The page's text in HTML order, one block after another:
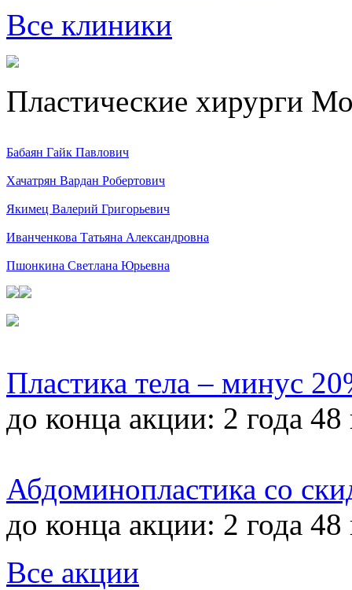
Все клиники
Пластические хирурги
Бабаян Гайк Павлович
Хачатрян Вардан Робертович
Якимец Валерий Григорьевич
Иванченкова Татьяна Александровна
Пшонкина Светлана Юрьевна
Пластика тела – минус
до конца акции: 2 года 48
Абдоминопластика со
до конца акции: 2 года 48
Все акции